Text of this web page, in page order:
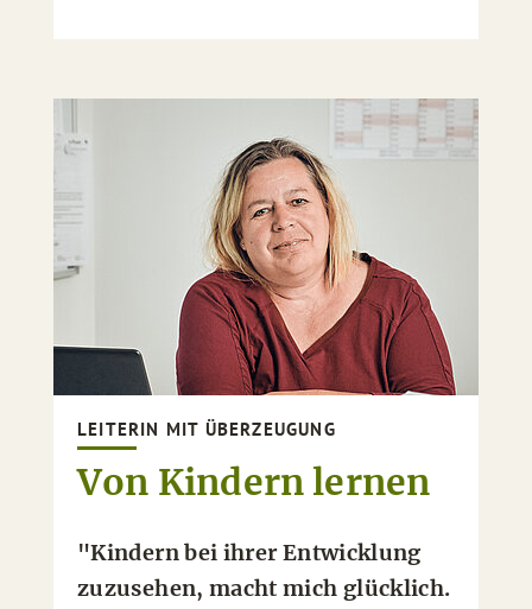
LEITERIN MIT ÜBERZEUGUNG
Von Kindern lernen
"Kindern bei ihrer Entwicklung
zuzusehen, macht mich glücklich.